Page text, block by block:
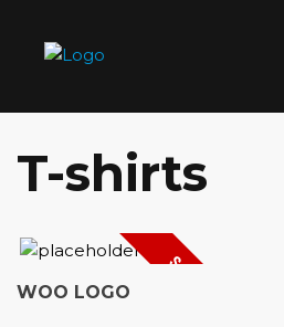
T-shirts
SALE!
WOO LOGO